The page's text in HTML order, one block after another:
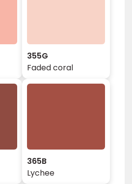
355G
Faded coral
365B
Lychee